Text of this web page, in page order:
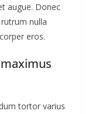
augue. Donec
nulla
eros.
tortor varius